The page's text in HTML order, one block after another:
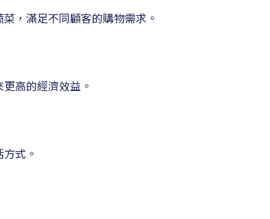
，滿足不同顧客的購物需求。
高的經濟效益。
式。